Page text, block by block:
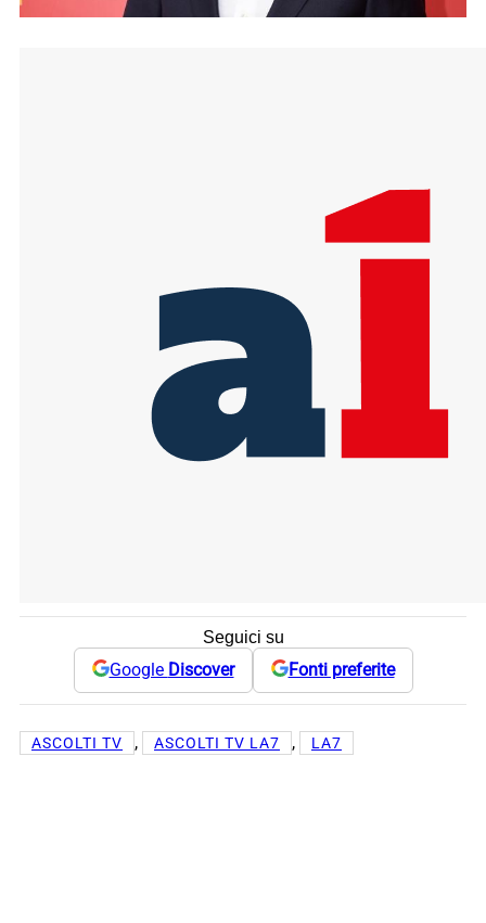
Seguici su
Google Discover Fonti preferite
ASCOLTI TV , ASCOLTI TV LA7 , LA7